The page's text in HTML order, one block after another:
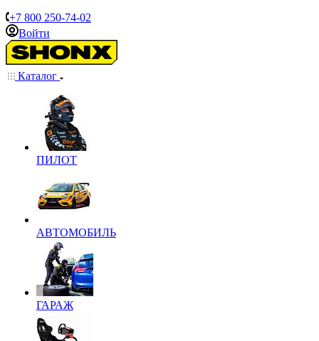
+7 800 250-74-02
Войти
Каталог
ПИЛОТ
АВТОМОБИЛЬ
ГАРАЖ